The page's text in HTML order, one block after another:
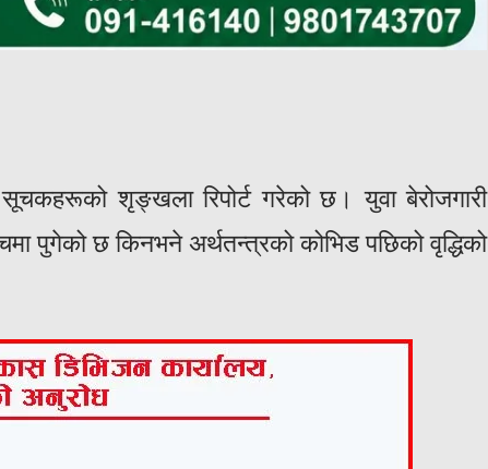
शृङ्खला रिपोर्ट गरेको छ। युवा बेरोजगारी
पुगेको छ किनभने अर्थतन्त्रको कोभिड पछिको वृद्धिको